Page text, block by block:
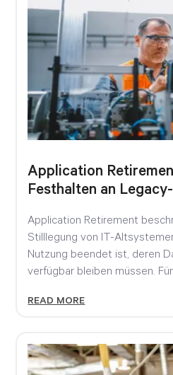
Application
Festhalten an
Application Retirement
Stilllegung von IT-
Nutzung beendet ist, deren
verfügbar bleiben müssen.
READ MORE